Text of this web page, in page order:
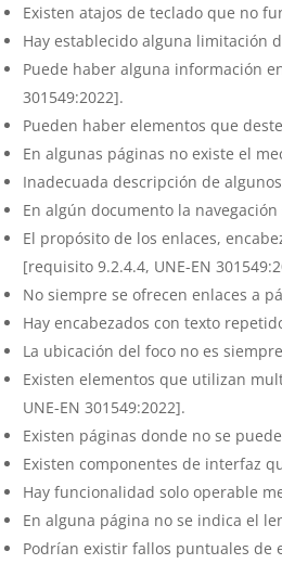
Existen atajos de teclado que no
Hay establecido alguna limitación
Puede haber alguna información
301549:2022].
Pueden haber elementos que
En algunas páginas no existe el
Inadecuada descripción de
En algún documento la
El propósito de los enlaces,
[requisito 9.2.4.4, UNE-EN
No siempre se ofrecen enlaces a
Hay encabezados con texto
La ubicación del foco no es
Existen elementos que utilizan
UNE-EN 301549:2022].
Existen páginas donde no se
Existen componentes de interfaz
Hay funcionalidad solo operable
En alguna página no se indica el
Podrían existir fallos puntuales de